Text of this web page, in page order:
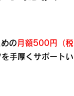
の月額500円（
手厚くサポートい